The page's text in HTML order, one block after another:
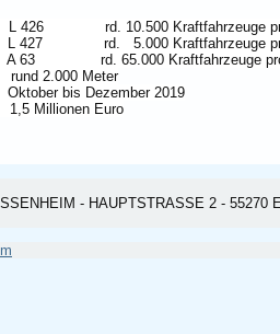
L 426 rd. 10.500 Kraftfahrzeuge
Kraftfahrzeuge pro
Kraftfahrzeuge pro
2.000 Meter
Dezember 2019
Euro
- HAUPTSTRASSE 2 - 55270